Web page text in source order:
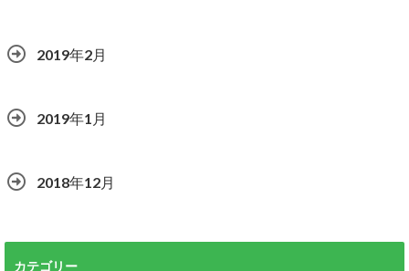
2019年2月
2019年1月
2018年12月
カテゴリー